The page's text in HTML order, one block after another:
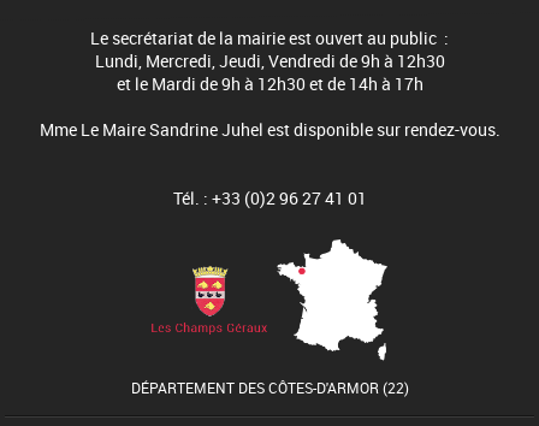
Le secrétariat de la mairie est ouvert au public :
Lundi, Mercredi, Jeudi, Vendredi de 9h à 12h30
et le Mardi de 9h à 12h30 et de 14h à 17h
Mme Le Maire Sandrine Juhel est disponible sur rendez-vous.
Tél. : +33 (0)2 96 27 41 01
DÉPARTEMENT DES CÔTES-D'ARMOR (22)